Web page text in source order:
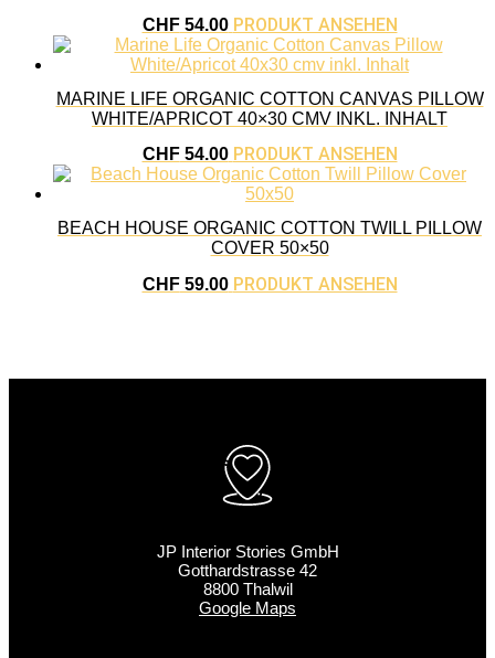
CHF54.00 PRODUKT ANSEHEN
MARINE LIFE ORGANIC COTTON CANVAS PILLOW
WHITE/APRICOT 40×30 CMV INKL. INHALT
CHF54.00 PRODUKT ANSEHEN
BEACH HOUSE ORGANIC COTTON TWILL PILLOW
COVER 50×50
CHF59.00 PRODUKT ANSEHEN
JP Interior Stories GmbH
Gotthardstrasse 42
8800 Thalwil
Google Maps